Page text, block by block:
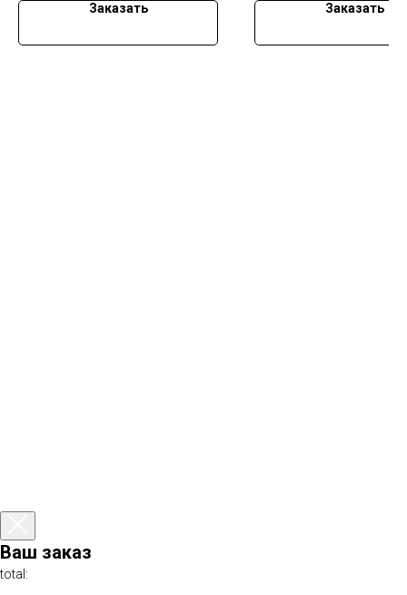
Заказать Заказать
Ваш заказ
total: